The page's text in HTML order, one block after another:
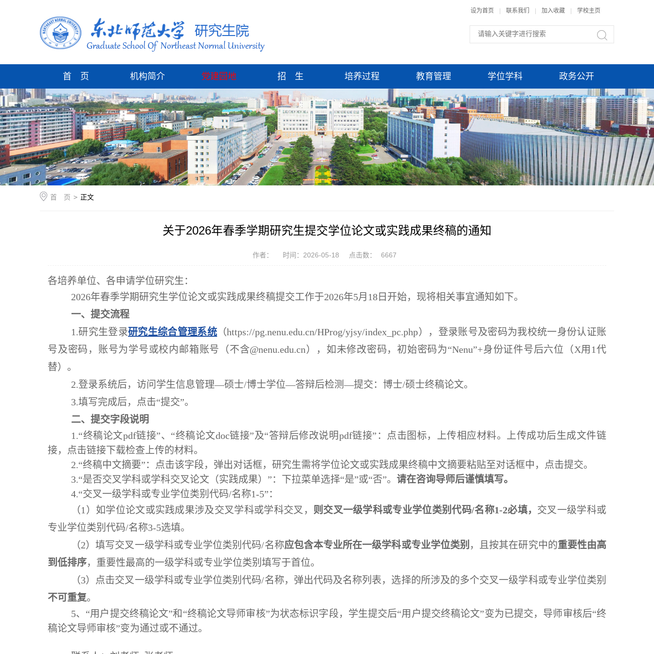
设为首页 联系我们 加入收藏 学校主页
首 页 机构简介 党建园地 招 生 培养过程 教育管理 学位学科 政务公开
首 页 > 正文
关于2026年春季学期研究生提交学位论文或实践成果终稿的通知
作者： 时间：2026-05-18 点击数： 6667
各培养单位、各申请学位研究生：
2026年春季学期研究生学位论文或实践成果终稿提交工作于2026年5月18日开始， 现将相关事宜通知如下。
一、 提交流程
1.研究生登录研究生综合管理系统 （https://pg.nenu.edu.cn/HProg/yjsy/index_pc.php），登录账号及密码为我校统一身份认证账
号及密码，账号为学号或校内邮箱账号（不含@nenu.edu.cn），如未修改密码，初始密码为“Nenu”+身份证件号后六位（X用1代
替）。
2.登录系统后，访问学生信息管理—硕士/博士学位—答辩后检测—提交：博士/硕士终稿论文。
3.填写完成后，点击“提交”。
二、 提交字段说明
1.“终稿论文pdf链接”、“终稿论文doc链接”及“答辩后修改说明pdf链接”：点击图标，上传相应材料。上传成功后生成文件链
接，点击链接下载检查上传的材料。
2.“终稿中文摘要”：点击该字段，弹出对话框，研究生需将学位论文或实践成果终稿中文摘要粘贴至对话框中，点击提交。
3.“是否交叉学科或学科交叉论文（实践成果）”：下拉菜单选择“是”或“否”。 请在咨询导师后谨慎填写。
4.“交叉一级学科或专业学位类别代码/名称1-5”：
（1）如学位论文或实践成果涉及交叉学科或学科交叉， 则交叉一级学科或专业学位类别代码/名称1-2必填， 交叉一级学科或
专业学位类别代码/名称3-5选填。
（2）填写交叉一级学科或专业学位类别代码/名称应包含本专业所在一级学科或专业学位类别 ，且按其在研究中的重要性由高
到低排序，重要性最高的一级学科或专业学位类别填写于首位。
（3）点击交叉一级学科或专业学位类别代码/名称，弹出代码及名称列表，选择的所涉及的多个交叉一级学科或专业学位类别
不可重复。
5、“用户提交终稿论文”和“终稿论文导师审核”为状态标识字段，学生提交后“用户提交终稿论文”变为已提交，导师审核后“终
稿论文导师审核”变为通过或不通过。